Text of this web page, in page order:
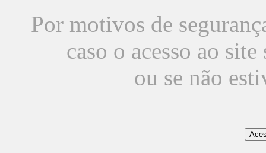
Por motivos de
caso o acesso ao
ou se não